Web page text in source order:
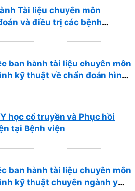
Tài liệu chuyên môn
và điều trị các bệnh
ban hành tài liệu chuyên môn
kỹ thuật về chẩn đoán hình
học cổ truyền và Phục hồi
tại Bệnh viện
ban hành tài liệu chuyên môn
kỹ thuật chuyên ngành y